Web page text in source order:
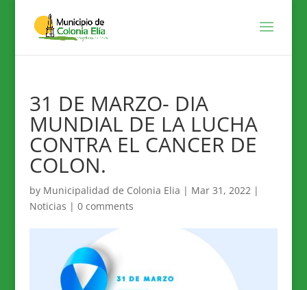
31 DE MARZO- DIA
MUNDIAL DE LA LUCHA
CONTRA EL CANCER DE
COLON.
by Municipalidad de Colonia Elia | Mar 31, 2022|
Noticias | 0 comments